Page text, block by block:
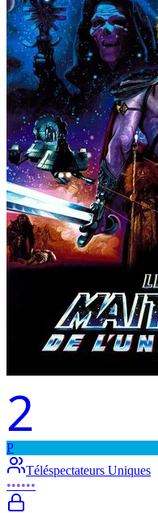
2
P
Téléspectateurs Uniques
••••••